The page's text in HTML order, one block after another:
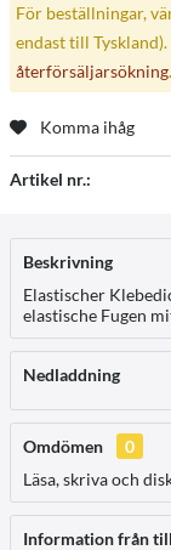
För beställningar,
endast till
återförsäljarsökning.
Komma ihåg
Artikel nr.:
Beskrivning
Elastischer
elastische Fugen
Nedladdning
Omdömen
0
Läsa, skriva och
Information från